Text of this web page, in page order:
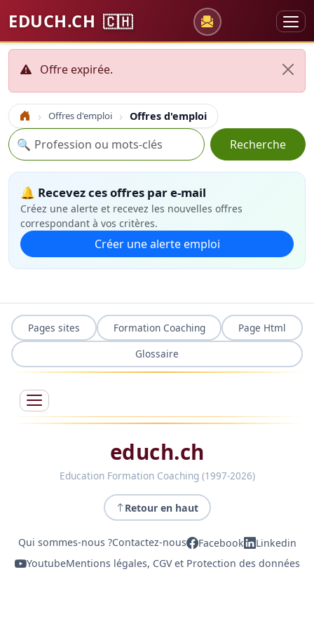
EDUCH.CH 🇨🇭
Offre expirée.
Accueil Offres d'emploi Offres d'emploi
Recherche
🔍 Recherche
🔔 Recevez ces offres par e-mail
Créez une alerte et recevez les nouvelles offres
correspondant à vos critères.
Créer une alerte emploi
Pages sites Formation Coaching
Page Html
Glossaire
educh.ch
Education Formation Coaching (1997-2026)
Retour en haut
Qui sommes-nous ?Contactez-nous Facebook
Linkedin
YoutubeMentions légales, CGV et Protection des données